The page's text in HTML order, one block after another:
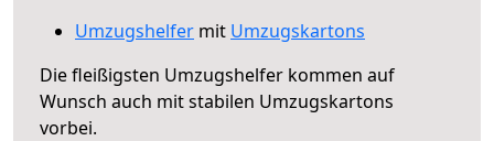
Umzugshelfer mit Umzugskartons
Die fleißigsten Umzugshelfer kommen auf
Wunsch auch mit stabilen Umzugskartons
vorbei.